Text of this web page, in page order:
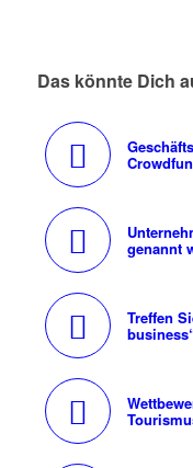
Das könnte Dich
genannt
Treffen